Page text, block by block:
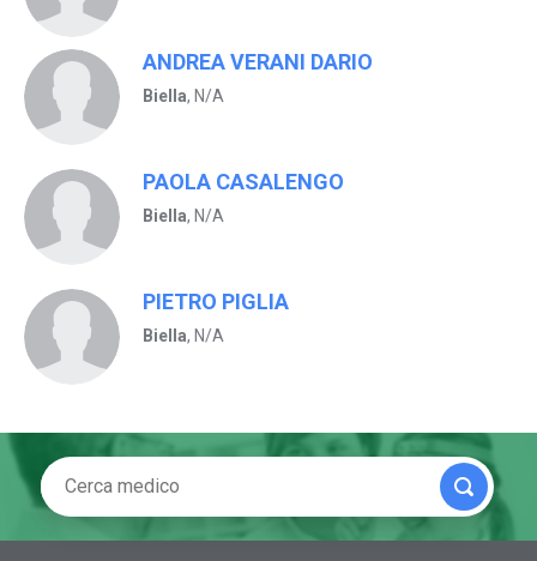
ANDREA VERANI DARIO
Biella, N/A
PAOLA CASALENGO
Biella, N/A
PIETRO PIGLIA
Biella, N/A